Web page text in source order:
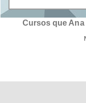
Cursos que